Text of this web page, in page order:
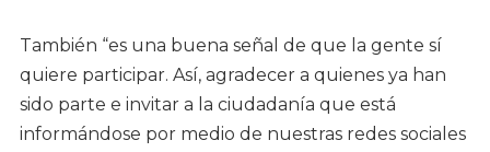
También “es una buena señal de que la gente sí
quiere participar. Así, agradecer a quienes ya han
sido parte e invitar a la ciudadanía que está
informándose por medio de nuestras redes sociales